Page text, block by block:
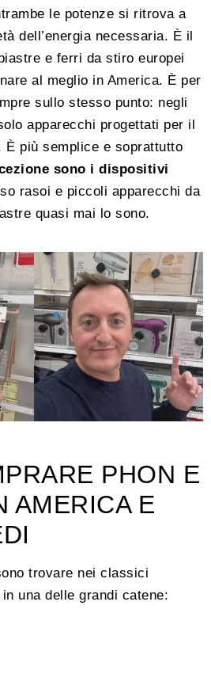
le potenze si ritrova a
dell’energia necessaria. È il
e ferri da stiro europei
al meglio in America. È per
sullo stesso punto: negli
apparecchi progettati per il
È più semplice e soprattutto
sono i dispositivi
rasoi e piccoli apparecchi da
quasi mai lo sono.
PHON E
AMERICA E
trovare nei classici
una delle grandi catene: